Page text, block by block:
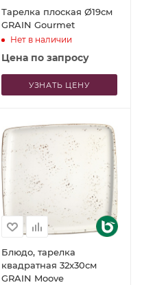
Тарелка плоская Ø19см
GRAIN Gourmet
Нет в наличии
Цена по запросу
УЗНАТЬ ЦЕНУ
Блюдо, тарелка
квадратная 32x30см
GRAIN Moove